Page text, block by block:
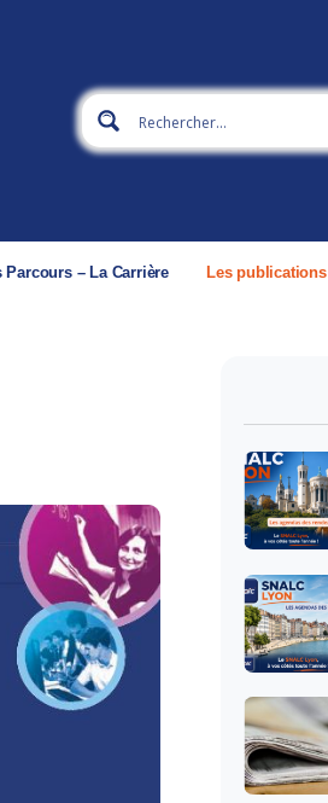
Parcours – La Carrière Les publications